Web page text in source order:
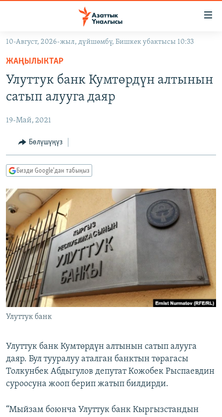
Навигацияга
өтүңүз
Издөөгө
салыңызКЫРГЫЗСТАН
ЭКОНОМИКА
МАДАНИЯТ
ДҮЙНӨ
БОРБОР АЗИЯ
АТАЙЫН ИЛИКТӨӨ
ТВ ПРОГРАММАЛАР
ЭКСПЕРТТЕР ТАЛДАЙТ
БИЗ ЖАНА ДҮЙНӨ
ДАНИСТЕ
ЭЖЕ-СИҢДИЛЕР
АЗАТТЫК+
ЫҢГАЙСЫЗ СУРООЛОР
ӨЗГӨЧӨ ПИКИР
Русский
ОНЛАЙН ШЕРИНЕ
ЭЕ/АРнун бардык сайттары
10-Август, 2026-жыл, дүйшөмбү, Бишкек убактысы 10:33
ЖАҢЫЛЫКТАР
Улуттук банк Кумтөрдүн алтынын
сатып алууга даяр
19-Май, 2021
Бөлүшүңүз
Бизди Google'дан табыңыз
Улуттук банк
Улуттук банк Кумтөрдүн алтынын сатып алууга
даяр. Бул тууралуу аталган банктын төрагасы
Толкунбек Абдыгулов депутат Кожобек Рыспаевдин
суроосуна жооп берип жатып билдирди.
“Мыйзам боюнча Улуттук банк Кыргызстандын